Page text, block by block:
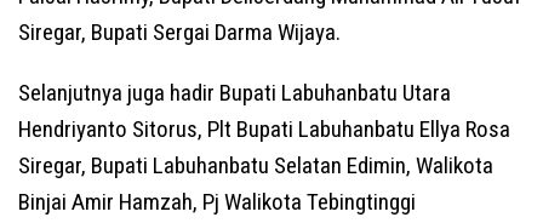
Siregar, Bupati Sergai Darma Wijaya.
Selanjutnya juga hadir Bupati Labuhanbatu Utara
Hendriyanto Sitorus, Plt Bupati Labuhanbatu Ellya Rosa
Siregar, Bupati Labuhanbatu Selatan Edimin, Walikota
Binjai Amir Hamzah, Pj Walikota Tebingtinggi